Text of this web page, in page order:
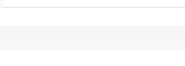
ぁ。っていうオタクの戯言です。 …